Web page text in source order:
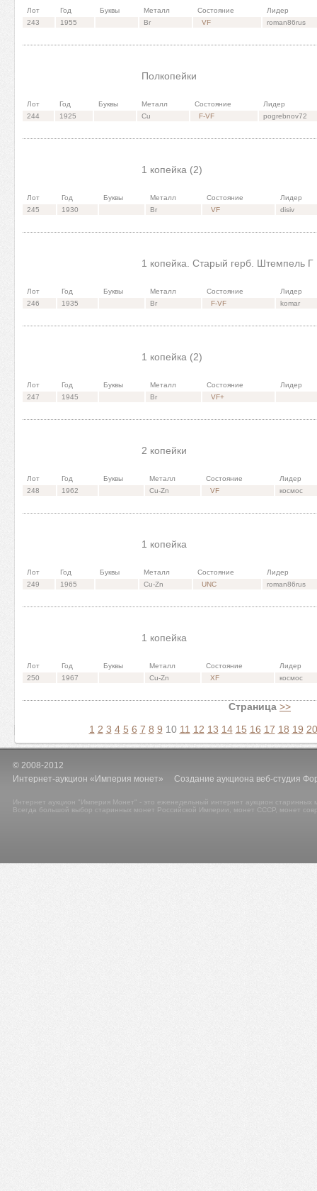
Лот Год Буквы Металл Состояние
Лидер
243
1955 Br VF roman86rus
Полкопейки
Лот Год Буквы Металл Состояние
Лидер
244
1925 Cu F-VF pogrebnov72
1 копейка (2)
Лот Год Буквы Металл Состояние
Лидер
245
1930 Br VF disiv
1 копейка. Старый герб. Штемпель Г
Лот Год Буквы Металл Состояние
Лидер
246
1935 Br F-VF komar
1 копейка (2)
Лот Год Буквы Металл Состояние
Лидер
247
1945 Br VF+
2 копейки
Лот Год Буквы Металл Состояние
Лидер
248
1962 Cu-Zn VF космос
1 копейка
Лот Год Буквы Металл Состояние
Лидер
249
1965 Cu-Zn UNC roman86rus
1 копейка
Лот Год Буквы Металл Состояние
Лидер
250
1967 Cu-Zn XF космос
Страница >>
1 2 3 4 5 6 7 8 9 10 11 12 13 14 15 16 17 18 19 20
© 2008-2012
Интернет-аукцион «Империя монет» Создание аукциона веб-студия
Интернет аукцион "Империя Монет" - это еженедельный интернет аукцион
Всегда большой выбор старинных монет Российской Империи, монет СССР, монет